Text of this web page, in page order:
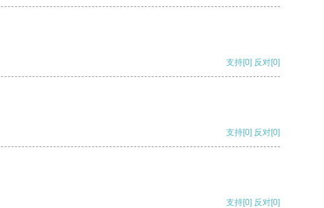
支持[0] 反对[0]
支持[0] 反对[0]
支持[0] 反对[0]